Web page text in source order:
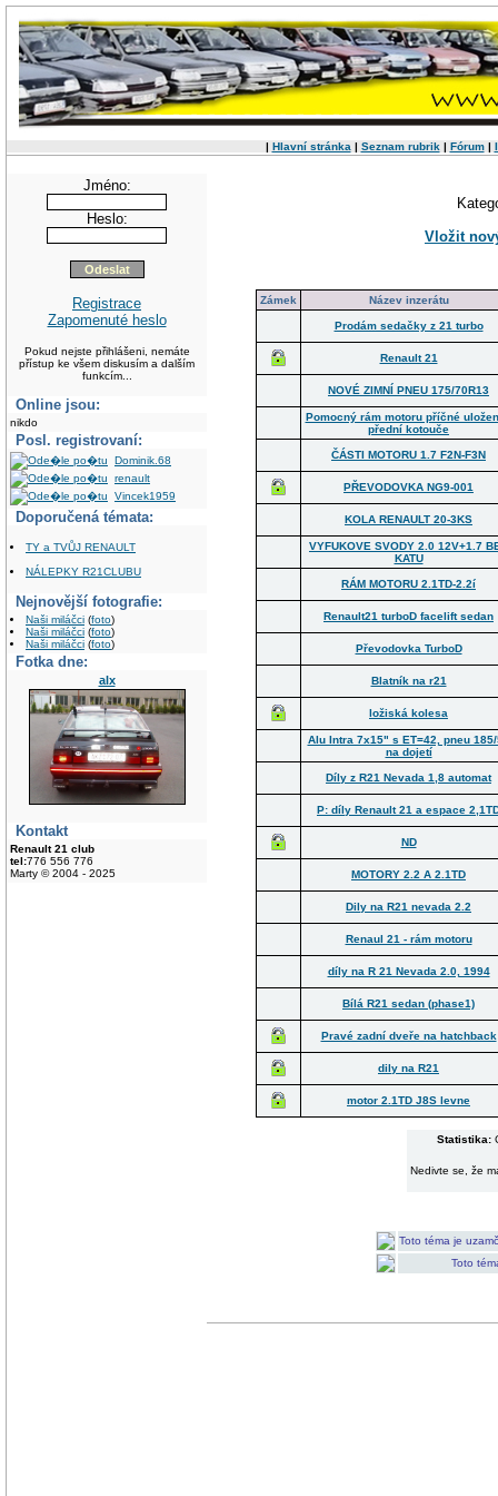
| Hlavní stránka | Seznam rubrik | Fórum|
Jméno:
Heslo:
Registrace
Zapomenuté heslo
Pokud nejste přihlášeni, nemáte
přístup ke všem diskusím a dalším
funkcím...
Online jsou:
nikdo
Posl. registrovaní:
Dominik.68
renault
Vincek1959
Doporučená témata:
TY a TVŮJ RENAULT
NÁLEPKY R21CLUBU
Nejnovější fotografie:
Naši miláčci (foto)
Naši miláčci (foto)
Naši miláčci (foto)
Fotka dne:
alx
Kontakt
Renault 21 club
tel:776 556 776
Marty © 2004 - 2025
Vložit
Zámek Název inzerátu
Prodám sedačky z 21 turbo
Renault 21
NOVÉ ZIMNÍ PNEU 175/70R13
Pomocný rám motoru příčné
přední kotouče
ČÁSTI MOTORU 1.7 F2N-F3N
PŘEVODOVKA NG9-001
KOLA RENAULT 20-3KS
VYFUKOVE SVODY 2.0 12V+1.7
KATU
RÁM MOTORU 2.1TD-2.2í
Renault21 turboD facelift sedan
Převodovka TurboD
Blatník na r21
ložiská kolesa
Alu Intra 7x15" s ET=42, pneu 185/
na dojetí
Díly z R21 Nevada 1,8 automat
P: díly Renault 21 a espace
ND
MOTORY 2.2 A 2.1TD
Dily na R21 nevada 2.2
Renaul 21 - rám motoru
díly na R 21 Nevada 2.0, 1994
Bílá R21 sedan (phase1)
Pravé zadní dveře na hatchback
dily na R21
motor 2.1TD J8S levne
Statistika:
Nedivte se, že
Toto téma je
Toto